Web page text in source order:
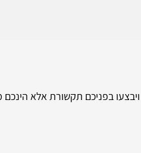
בפניכם תקשורת אלא